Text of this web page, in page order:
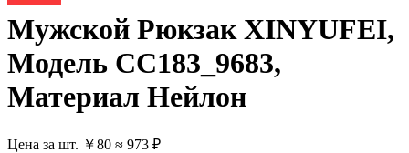
Мужской Рюкзак XINYUFEI,
Модель CC183_9683,
Материал Нейлон
Цена за шт. ￥80 ≈ 973 ₽